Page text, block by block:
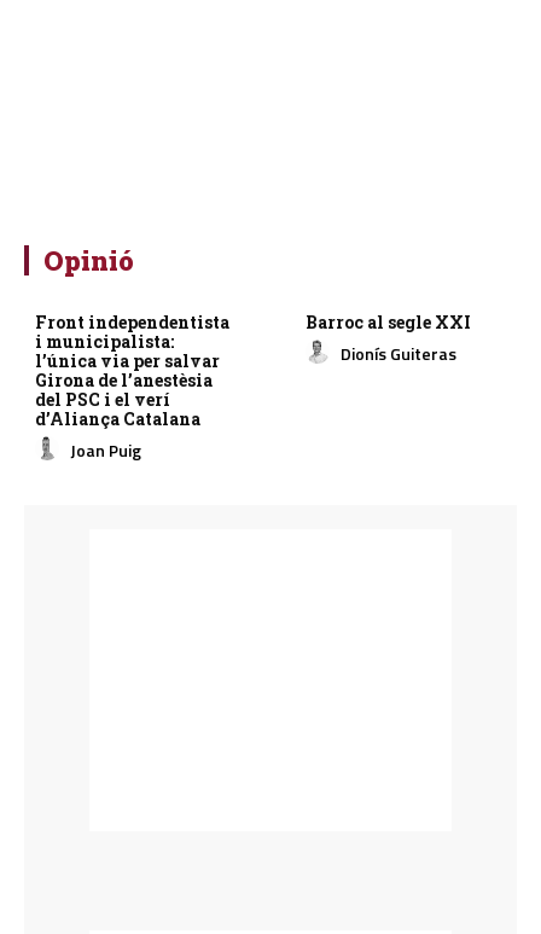
Opinió
Front independentista
i municipalista:
l’única via per salvar
Girona de l’anestèsia
del PSC i el verí
d’Aliança Catalana
Joan Puig
Barroc al segle XXI
Dionís Guiteras